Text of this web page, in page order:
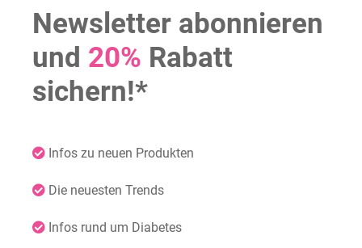
Newsletter abonnieren
und 20% Rabatt
sichern!*
Infos zu neuen Produkten
Die neuesten Trends
Infos rund um Diabetes